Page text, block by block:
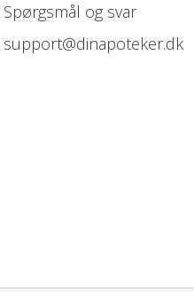
Spørgsmål og svar
support@dinapoteker.dk